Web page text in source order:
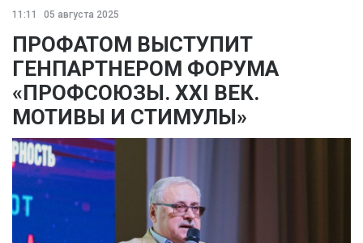
11:11 05 августа 2025
ПРОФАТОМ ВЫСТУПИТ
ГЕНПАРТНЕРОМ ФОРУМА
«ПРОФСОЮЗЫ. XXI ВЕК.
МОТИВЫ И СТИМУЛЫ»